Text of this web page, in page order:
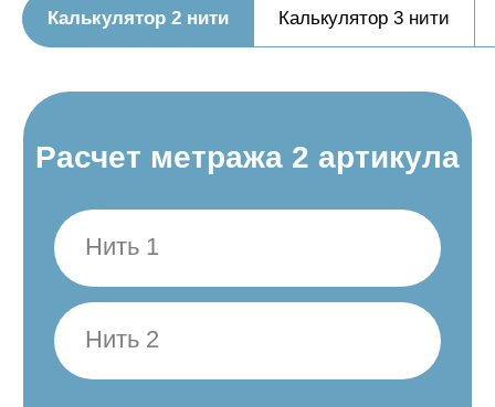
Калькулятор 2 нити Калькулятор 3 нити